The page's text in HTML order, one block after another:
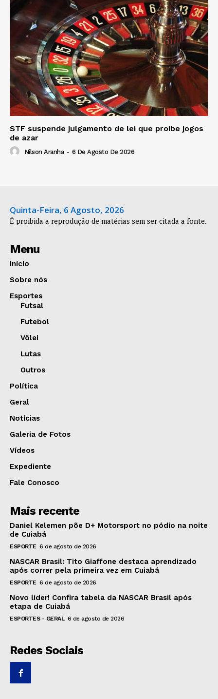
STF suspende julgamento de lei que proíbe jogos
de azar
Nilson Aranha - 6 De Agosto De 2026
Quinta-Feira, 6 Agosto, 2026
É proibida a reprodução de matérias sem ser citada a fonte.
Menu
Início
Sobre nós
Esportes
Futsal
Futebol
Vôlei
Lutas
Outros
Política
Geral
Notícias
Galeria de Fotos
Vídeos
Expediente
Fale Conosco
Mais recente
Daniel Kelemen põe D+ Motorsport no pódio na noite
de Cuiabá
ESPORTE 6 de agosto de 2026
NASCAR Brasil: Tito Giaffone destaca aprendizado
após correr pela primeira vez em Cuiabá
ESPORTE 6 de agosto de 2026
Novo líder! Confira tabela da NASCAR Brasil após
etapa de Cuiabá
ESPORTES - GERAL 6 de agosto de 2026
Redes Sociais